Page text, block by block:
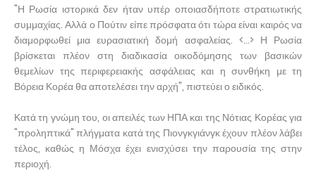
"Η Ρωσία ιστορικά δεν ήταν υπέρ οποιασδήποτε στρατιωτικής
συμμαχίας. Αλλά ο Πούτιν είπε πρόσφατα ότι τώρα είναι καιρός να
διαμορφωθεί μια ευρασιατική δομή ασφαλείας. <...> Η Ρωσία
βρίσκεται πλέον στη διαδικασία οικοδόμησης των βασικών
θεμελίων της περιφερειακής ασφάλειας και η συνθήκη με τη
Βόρεια Κορέα θα αποτελέσει την αρχή", πιστεύει ο ειδικός.
Κατά τη γνώμη του, οι απειλές των ΗΠΑ και της Νότιας Κορέας για
"προληπτικά" πλήγματα κατά της Πιονγκγιάνγκ έχουν πλέον λάβει
τέλος, καθώς η Μόσχα έχει ενισχύσει την παρουσία της στην
περιοχή.